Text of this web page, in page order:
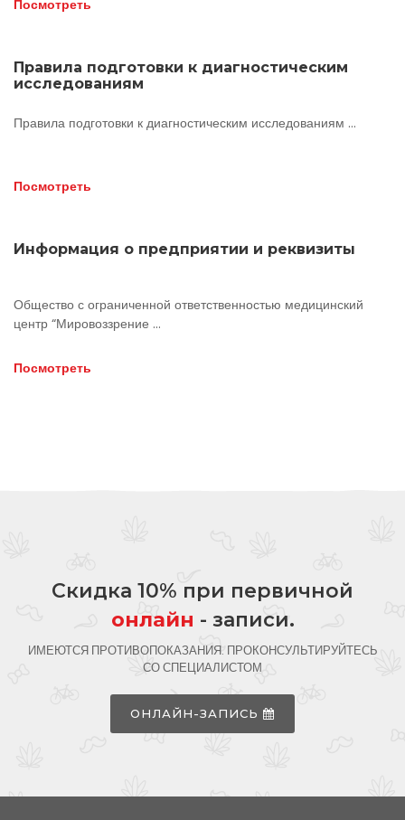
Посмотреть
Правила подготовки к диагностическим
исследованиям
Правила подготовки к диагностическим исследованиям ...
Посмотреть
Информация о предприятии и реквизиты
Общество с ограниченной ответственностью медицинский
центр “Мировоззрение ...
Посмотреть
Скидка 10% при первичной
онлайн - записи.
ИМЕЮТСЯ ПРОТИВОПОКАЗАНИЯ. ПРОКОНСУЛЬТИРУЙТЕСЬ
СО СПЕЦИАЛИСТОМ
ОНЛАЙН-ЗАПИСЬ